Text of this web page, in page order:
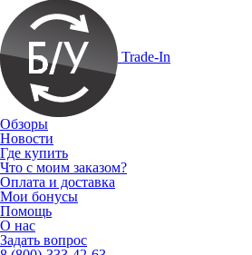
Trade-In
Обзоры
Новости
Где купить
Что с моим заказом?
Оплата и доставка
Мои бонусы
Помощь
О нас
Задать вопрос